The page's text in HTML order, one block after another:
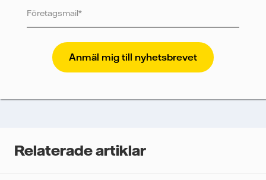
Vattenfall skyddar och respekterar din integritet. För
att Vattenfalls storföretagsförsäljning ska kunna
skicka nyhetsbrevet till dig, behöver vi dina uppgifter.
analysera deras prestanda, inklusive
tredje part, och du kan när som helst återkalla ditt
Relaterade artiklar